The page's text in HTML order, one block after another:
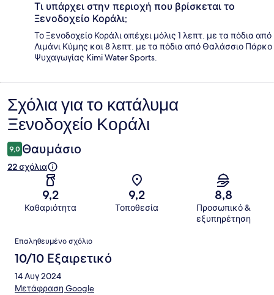
Τι υπάρχει στην περιοχή που βρίσκεται το
Ξενοδοχείο Κοράλι;
Το Ξενοδοχείο Κοράλι απέχει μόλις 1 λεπτ. με τα πόδια από
Λιμάνι Κύμης και 8 λεπτ. με τα πόδια από Θαλάσσιο Πάρκο
Ψυχαγωγίας Kimi Water Sports.
Σχόλια
Σχόλια για το κατάλυμα
Ξενοδοχείο Κοράλι
9,0 Θαυμάσιο
22 σχόλια
9,2
Καθαριότητα
9,2
Τοποθεσία
8,8
Προσωπικό &
εξυπηρέτηση
Σχόλια
Επαληθευμένο σχόλιο
10/10 Εξαιρετικό
14 Αυγ 2024
Μετάφραση Google